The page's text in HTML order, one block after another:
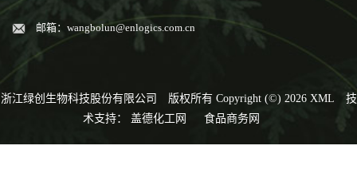
邮箱： wangbolun@enlogics.com.cn
浙江绿创生物科技股份有限公司 版权所有 Copyright (©) 2026 XML
技
术支持： 盖德化工网 食品商务网